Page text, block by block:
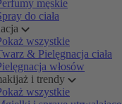
męskie
do ciała
wszystkie
& Pielęgnacja ciała
włosów
i trendy
wszystkie